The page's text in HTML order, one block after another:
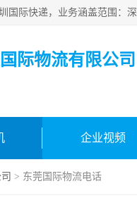
际物流有限公司
企业视频
> 东莞国际物流电话